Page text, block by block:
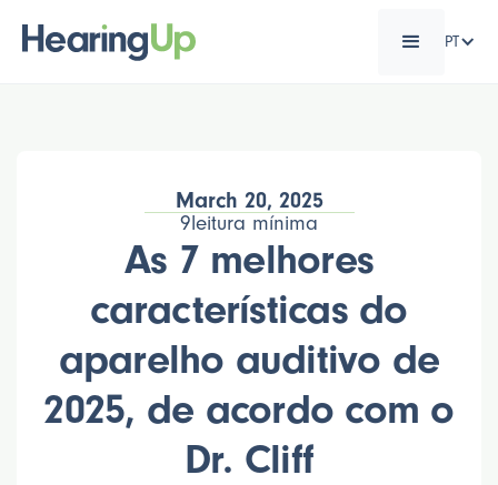
PT
March 20, 2025
9 leitura mínima
As 7 melhores
características do
aparelho auditivo de
2025, de acordo com o
Dr. Cliff